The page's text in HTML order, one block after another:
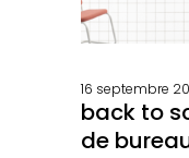
16 septembre
back to
de